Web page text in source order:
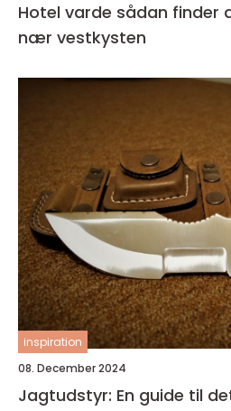
Hotel varde sådan finder du det rette ophold
nær vestkysten
inspiration
08. December 2024
Jagtudstyr: En guide til